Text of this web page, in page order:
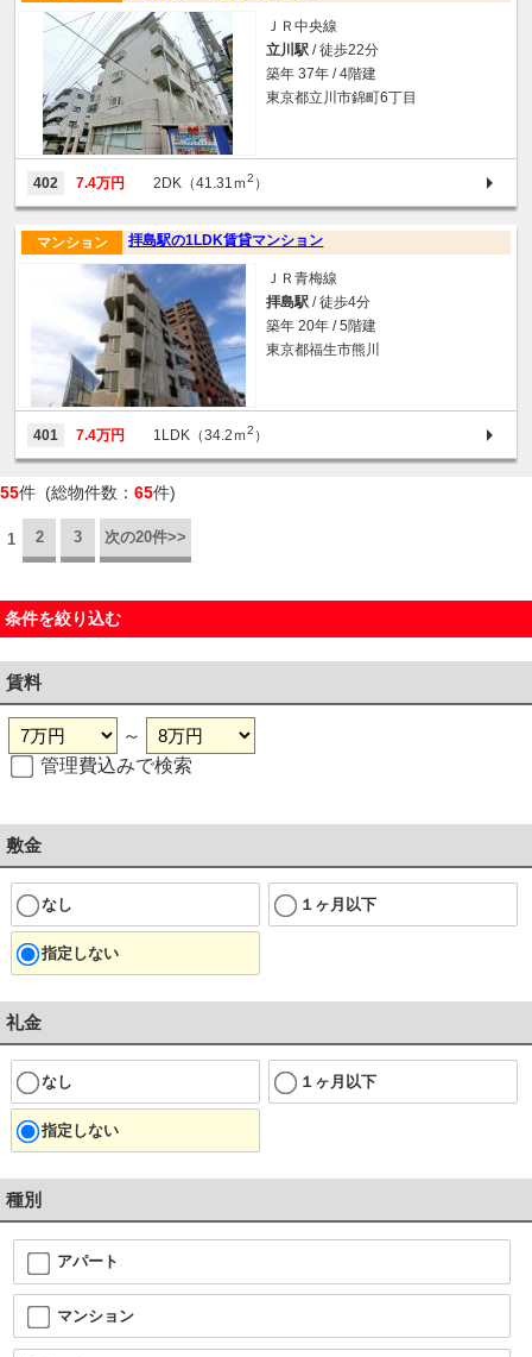
ＪＲ中央線
立川駅 / 徒歩22分
築年 37年 / 4階建
東京都立川市錦町6丁目
402 7.4万円 2DK（41.31ｍ2 ）
拝島駅の1LDK賃貸マンション
マンション
ＪＲ青梅線
拝島駅 / 徒歩4分
築年 20年 / 5階建
東京都福生市熊川
401 7.4万円 1LDK（34.2ｍ2 ）
55件 (総物件数： 65件)
1 2 3 次の20件>>
条件を絞り込む
賃料
～
管理費込みで検索
敷金
なし １ヶ月以下
指定しない
礼金
なし １ヶ月以下
指定しない
種別
アパート
マンション